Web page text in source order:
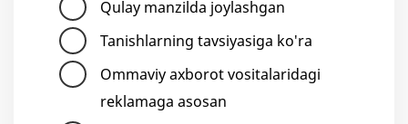
Qulay manzilda joylashgan
Tanishlarning tavsiyasiga ko'ra
Ommaviy axborot vositalaridagi
reklamaga asosan